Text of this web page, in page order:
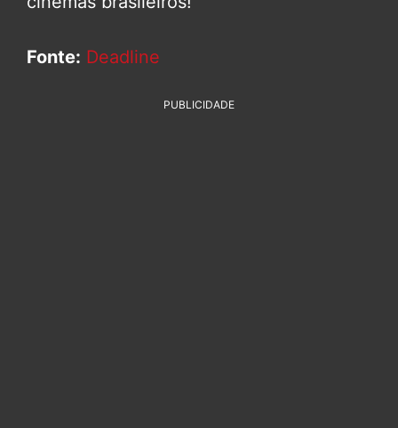
Fonte: Deadline
PUBLICIDADE